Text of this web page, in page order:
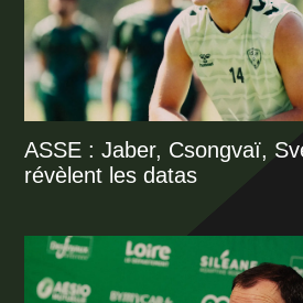
ASSE : Jaber, Csongvaï,
révèlent les datas